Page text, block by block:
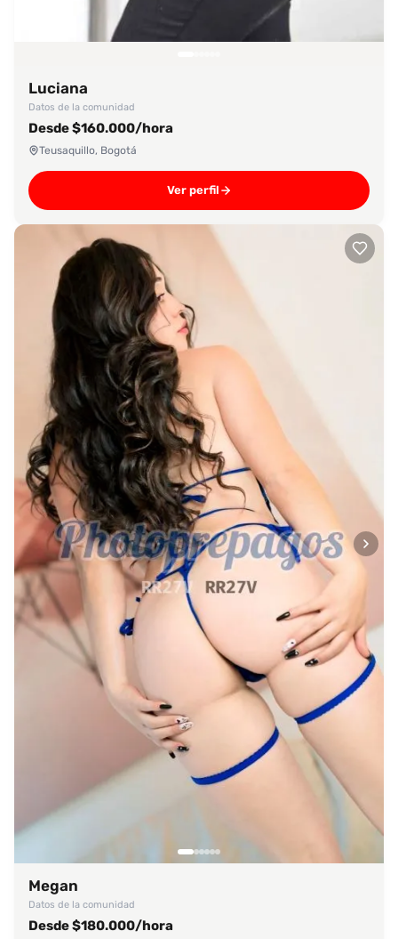
Luciana
Datos de la comunidad
Desde $160.000/hora
Teusaquillo, Bogotá
Ver perfil
Megan
Datos de la comunidad
Desde $180.000/hora